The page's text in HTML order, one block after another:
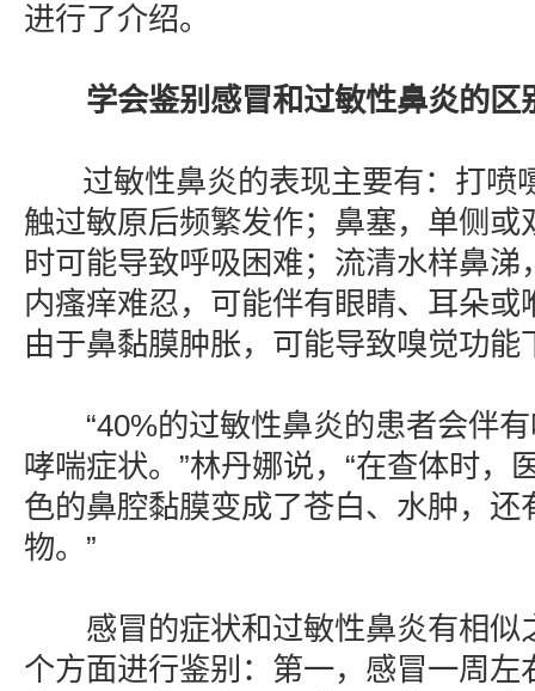
进行了介绍。
学会鉴别感冒和过敏性鼻炎的区
过敏性鼻炎的表现主要有：打喷
触过敏原后频繁发作；鼻塞，单侧或
时可能导致呼吸困难；流清水样鼻涕
内瘙痒难忍，可能伴有眼睛、耳朵或
由于鼻黏膜肿胀，可能导致嗅觉功能
“40%的过敏性鼻炎的患者会伴有
哮喘症状。”林丹娜说，“在查体时，
色的鼻腔黏膜变成了苍白、水肿，还
物。”
感冒的症状和过敏性鼻炎有相似
个方面进行鉴别：第一，感冒一周左